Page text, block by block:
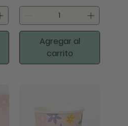
Agregar al
carrito